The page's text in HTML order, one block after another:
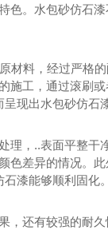
色。水包砂仿石
材料，经过严格
施工，通过滚刷
现出水包砂仿石
理，..表面平整干
色差异的情况。
漆能够顺利固化。
，还有较强的耐